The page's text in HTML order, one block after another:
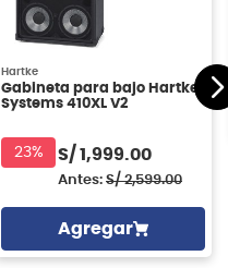
Hartke
Gabineta para bajo Hartke
Systems 410XL V2
23% S/ 1,999.00
Antes: S/ 2,599.00
Agregar